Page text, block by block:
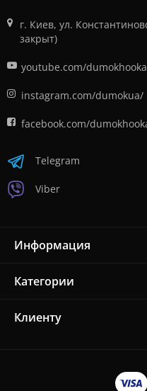
г. Киев, ул.
закрыт)
youtube.com/
instagram.com/dumokua/
facebook.com/
Telegram
Viber
Информация
Категории
Клиенту